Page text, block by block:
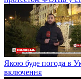
Якою буде погода в
включення